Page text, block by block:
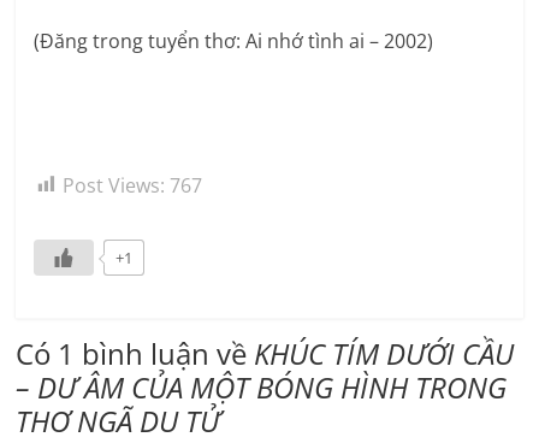
(Đăng trong tuyển thơ: Ai nhớ tình ai – 2002)
Post Views: 767
+1
Có 1 bình luận về KHÚC TÍM DƯỚI CẦU
– DƯ ÂM CỦA MỘT BÓNG HÌNH TRONG
THƠ NGÃ DU TỬ